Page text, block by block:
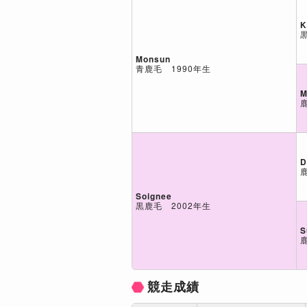
Monsun
青鹿毛 1990年生
Soignee
黒鹿毛 2002年生
競走成績